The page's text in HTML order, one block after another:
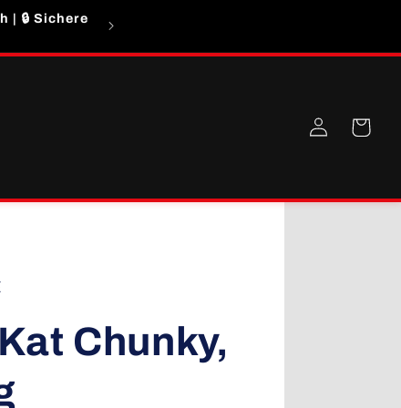
| 🔒 Sichere
Auf Grund eines hohen
EinloggenWarenkorb
Chunky,